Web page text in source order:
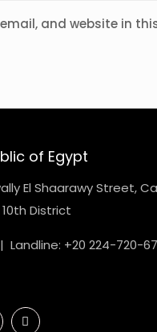
and website in
of Egypt
El Shaarawy Street,
District
Landline: +20 224-720-